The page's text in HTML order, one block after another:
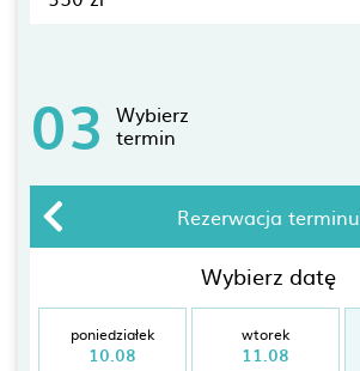
03 Wybierz
termin
Rezerwacja terminu
Wybierz datę
poniedziałek
10.08
wtorek
11.08